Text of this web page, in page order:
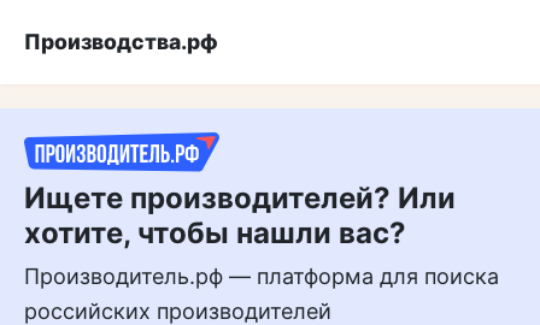
Производства.рф
Ищете производителей? Или
хотите, чтобы нашли вас?
Производитель.рф — платформа для поиска
российских производителей